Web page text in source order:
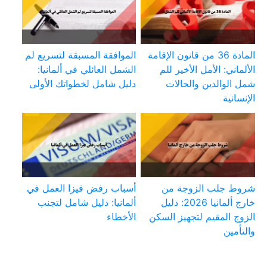
المادة 36 من قانون الإقامة
الألماني: الأمل الأخير للم
شمل الوالدين والحالات
الإنسانية
الموافقة المسبقة لتسريع لم
الشمل العائلي في ألمانيا:
دليل شامل لخطواتك الأولى
شروط جلب الزوجة من
خارج ألمانيا 2026: دليل
الزوج المقيم لتجهيز السكن
والتأمين
أسباب رفض فيزا العمل في
ألمانيا: دليل شامل لتجنب
الأخطاء